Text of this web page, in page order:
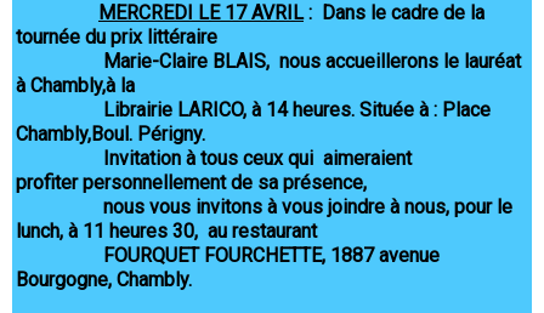
MERCREDI LE 17 AVRIL: Dans le cadre de la
tournée du prix littéraire
Marie-Claire BLAIS, nous accueillerons le lauréat
à Chambly,à la
Librairie LARICO, à 14 heures. Située à : Place
Chambly,Boul. Périgny.
Invitation à tous ceux qui aimeraient
profiter personnellement de sa présence,
nous vous invitons à vous joindre à nous, pour le
lunch, à 11 heures 30, au restaurant
FOURQUET FOURCHETTE, 1887 avenue
Bourgogne, Chambly.